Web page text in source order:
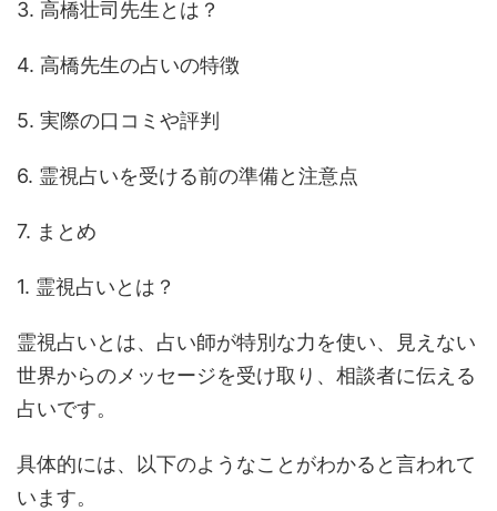
3. 高橋壮司先生とは？
4. 高橋先生の占いの特徴
5. 実際の口コミや評判
6. 霊視占いを受ける前の準備と注意点
7. まとめ
1. 霊視占いとは？
霊視占いとは、占い師が特別な力を使い、見えない
世界からのメッセージを受け取り、相談者に伝える
占いです。
具体的には、以下のようなことがわかると言われて
います。